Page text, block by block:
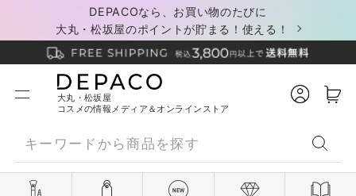
DEPACOなら、お買い物のたびに
大丸・松坂屋のポイントが貯まる！使える！
大丸・松坂屋
コスメの情報メディア＆オンラインストア